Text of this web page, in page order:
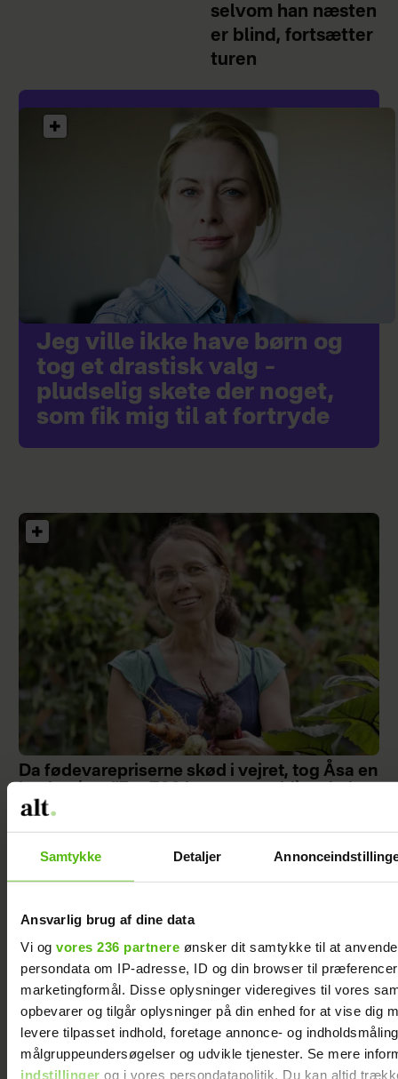
Samtykke Detaljer
Ansvarlig brug af dine data
Vi og vores 236 partnere ønsker dit samtykke til at
persondata om IP-adresse, ID og din browser til
marketingformål. Disse oplysninger videregives til vores
opbevarer og tilgår oplysninger på din enhed for at vise dig
levere tilpasset indhold, foretage annonce- og
målgruppeundersøgelser og udvikle tjenester. Se mere
indstillinger og i vores persondatapolitik. Du kan altid
selvom han næsten
er blind, fortsætter
turen
Jeg ville ikke have børn og
tog et drastisk valg –
pludselig skete der noget,
som fik mig til at fortryde
Da fødevarepriserne skød i vejret, tog Åsa en
familien mæt”